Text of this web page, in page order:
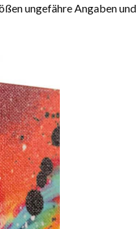
ungefähre Angaben